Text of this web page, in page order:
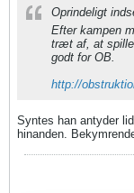
Oprindeligt
Efter kampen
træt af, at
godt for OB.
http://
Syntes han antyder
hinanden.